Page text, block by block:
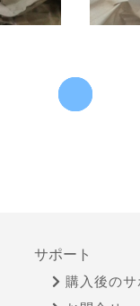
サポート
購入後のサ